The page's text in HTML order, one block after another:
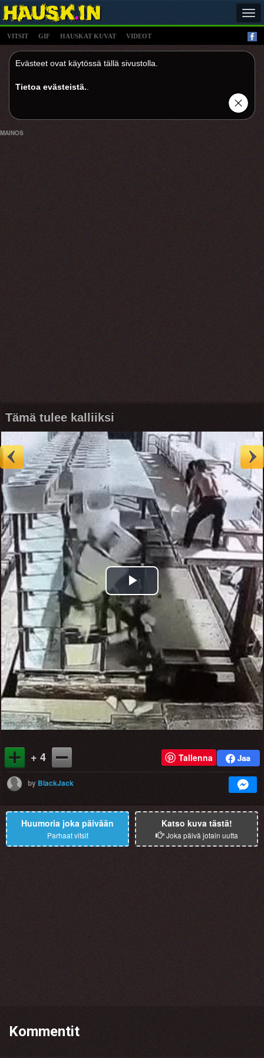
VITSIT GIF HAUSKAT KUVAT VIDEOT
Evästeet ovat käytössä tällä sivustolla.
Tietoa evästeistä.
MAINOS
Tämä tulee kalliiksi
Play
Video
+ 4 Tallenna
by BlackJack
Huumoria joka päivään
Parhaat vitsit
Katso kuva tästä!
Joka päivä jotain uutta
Kommentit